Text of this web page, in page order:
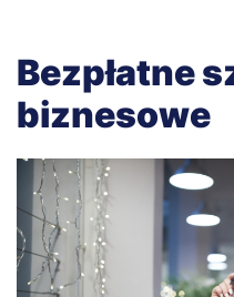
Bezpłatne
biznesowe